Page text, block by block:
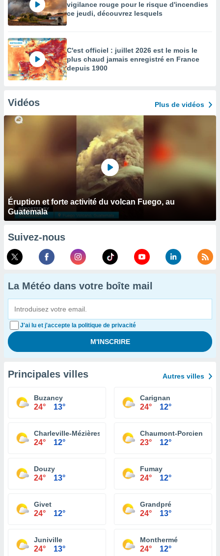
vigilance rouge pour le risque d'incendies
ce jeudi, découvrez lesquels
C'est officiel : juillet 2026 est le mois le
plus chaud jamais enregistré en France
depuis 1900
Vidéos Plus de vidéos
Éruption et forte activité du volcan Fuego, au
Guatemala
Suivez-nous
La Météo dans votre boîte mail
J'ai lu et j'accepte la politique de privacité
Principales villes Autres villes
Buzancy
24° 13°
Carignan
24° 12°
Charleville-Mézières
24° 12°
Chaumont-Porcien
23° 12°
Douzy
24° 13°
Fumay
24° 12°
Givet
24° 12°
Grandpré
24° 13°
Juniville
24° 13°
Monthermé
24° 12°